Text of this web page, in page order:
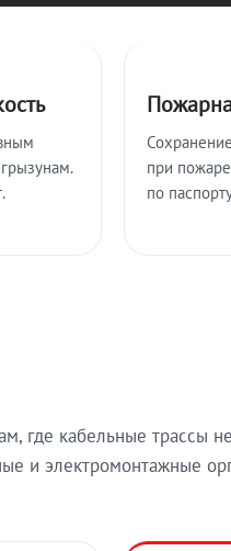
при
по
где кабельные трассы
и электромонтажные